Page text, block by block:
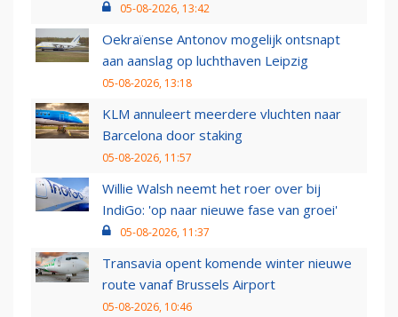
05-08-2026, 13:42
Oekraïense Antonov mogelijk ontsnapt
aan aanslag op luchthaven Leipzig
05-08-2026, 13:18
KLM annuleert meerdere vluchten naar
Barcelona door staking
05-08-2026, 11:57
Willie Walsh neemt het roer over bij
IndiGo: 'op naar nieuwe fase van groei'
05-08-2026, 11:37
Transavia opent komende winter nieuwe
route vanaf Brussels Airport
05-08-2026, 10:46